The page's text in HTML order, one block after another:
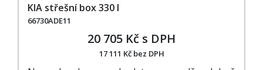
KIA střešní box 330 l
66730ADE11
20 705 Kč s DPH
17 111 Kč bez DPH